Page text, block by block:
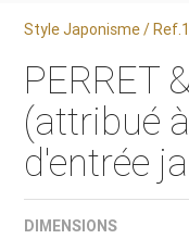
Style Japonisme /
PERRET
(attribué
d'entrée
DIMENSIONS